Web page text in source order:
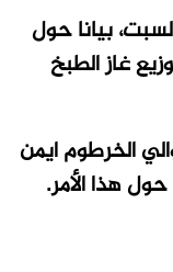
بيانا حول
غاز الطبخ
الخرطوم ايمن
هذا الأمر.